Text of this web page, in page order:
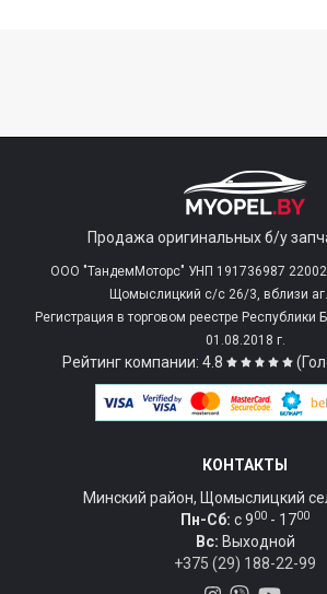
Продажа оригинальных б/у
ООО "ТандемМоторс" УНП 191736987
Щомыслицкий с/c 26/3, вблизи
Регистрация в торговом реестре Республики
01.08.2018 г.
Рейтинг компании: 4.8
КОНТАКТЫ
Минский район, Щомыслицкий
Пн-Сб: c 900 - 1700
Вс: Выходной
+375 (29) 188-22-99